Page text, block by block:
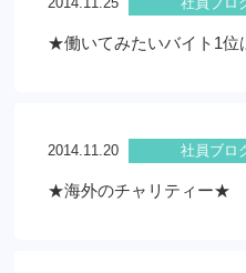
★働いてみたいバイト1
2014.11.20 社員ブロ
★海外のチャリティー★